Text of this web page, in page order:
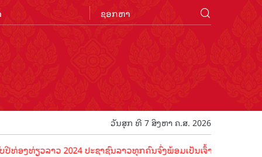
ວັນສຸກ ທີ 7 ສິງຫາ ຄ.ສ. 2026
ລາວ 2024 ປະຊາຊົນລາວທຸກຄົນຈົ່ງພ້ອມເປັນເຈົ້າພາບທີ່ດີ ຕ້ອນຮັບນັກທ່